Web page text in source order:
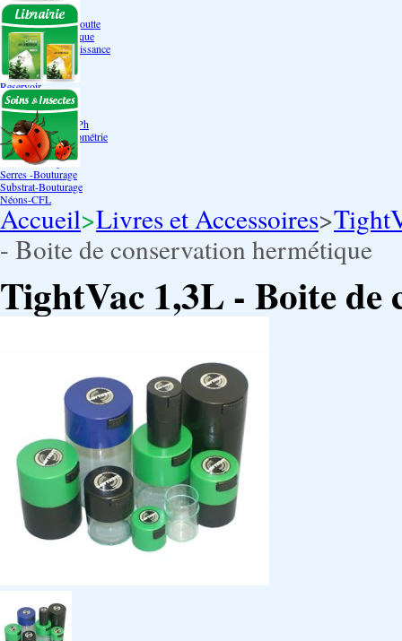
Ultraponie
Système goutte à goutte
Système Aéroponique
Bouturage Pre Croissance
TerraPonie
Accessoires
Reservoir
Testeur Hanna Ph
Testeur Hanna Ec
Testeur Hanna Ec/Ph
Température Hygrométrie
Humidificateurs
Pack bouturage
Serres -Bouturage
Substrat-Bouturage
Néons-CFL
Accueil>Livres et Accessoires>
- Boite de conservation hermétique
TightVac 1,3L - Boite de